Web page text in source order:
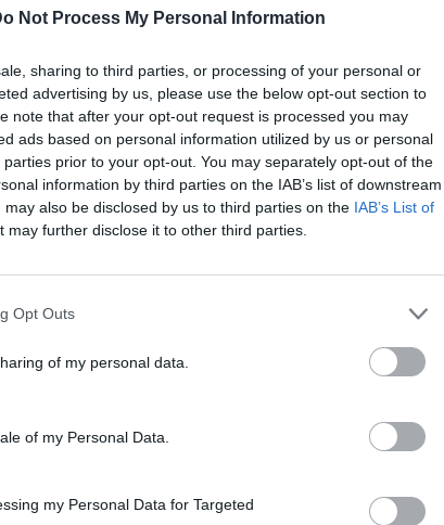
Not Process My Personal Information
sharing to third parties, or processing of your personal or
advertising by us, please use the below opt-out section to
note that after your opt-out request is processed you may
ads based on personal information utilized by us or personal
prior to your opt-out. You may separately opt-out of the
information by third parties on the IAB’s list of downstream
also be disclosed by us to third parties on the IAB’s List of
may further disclose it to other third parties.
Opt Outs
of my personal data.
of my Personal Data.
my Personal Data for Targeted
αναβολών, το πλοίο έχει τελικά καταπλεύσει στην
σήμερα Παρασκευή 6/9/2024 έως και τη Δευτέρα από τις
το βράδυ.
θα λειτουργεί από τις 10:00 ως 14:00 και από τις